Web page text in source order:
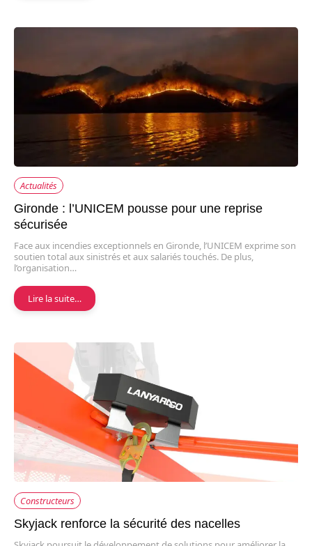
Actualités
Gironde : l’UNICEM pousse pour une reprise
sécurisée
Face aux incendies exceptionnels en Gironde, l’UNICEM exprime son
soutien total aux sinistrés et aux salariés touchés. De plus,
l’organisation…
Lire la suite…
Constructeurs
Skyjack renforce la sécurité des nacelles